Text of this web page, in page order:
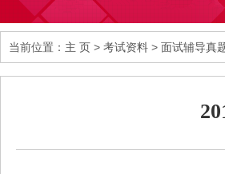
当前位置： 主 页 > 考试资料 > 面试辅导真